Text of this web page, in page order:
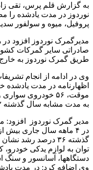
به گزارش قلم پرس، تقی
نوردوز در مدت یادشده را
پروفیل، میوه و سولفور
طریق گمرک نوردوز به
اظهارنامه در مدت یادشده
به مدت مشابه سال گذشته ۳ درصد کاهش داشته است.
مدیر گمرک نوردوز افزود:
گذشته ۳۶ درصد رشد
توان به لوازم یدکی خودرو،
دستگاهها، آسانسور و سنگ